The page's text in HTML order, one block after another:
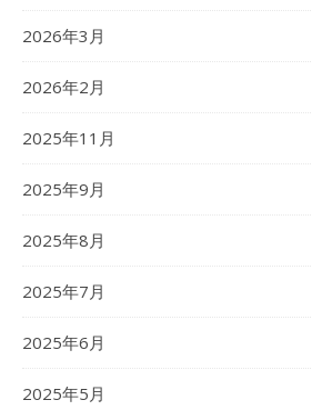
2026年3月
2026年2月
2025年11月
2025年9月
2025年8月
2025年7月
2025年6月
2025年5月